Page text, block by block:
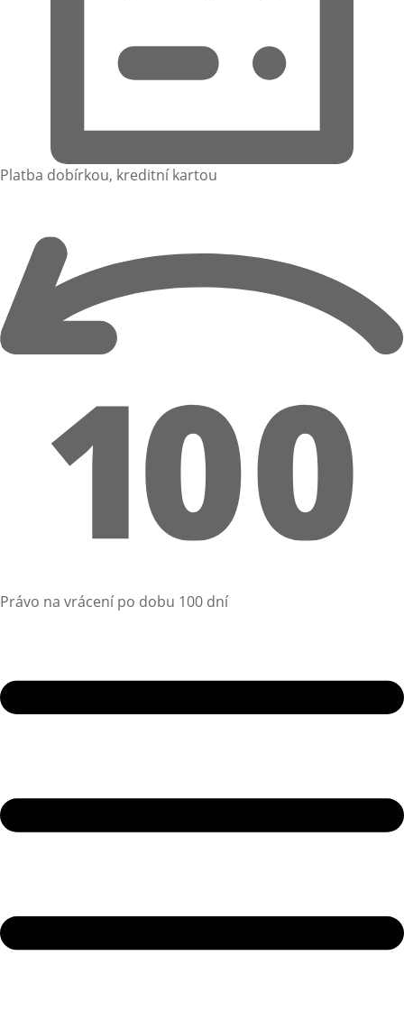
Platba dobírkou, kreditní kartou
Právo na vrácení po dobu 100 dní